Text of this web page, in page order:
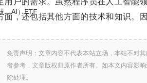
、AI）ETF
面，还包括其他方面的技术和知识。
免责声明：文章内容不代表本站立场，本站不对
者参考，文章版权归原作者所有。如本文内容影
除处理。